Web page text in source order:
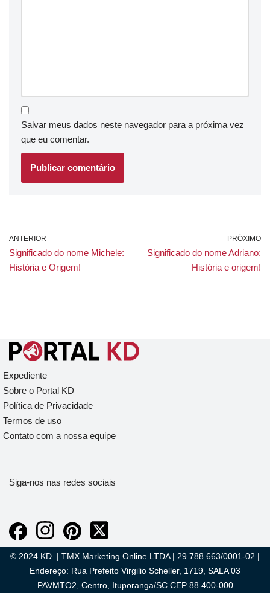
Salvar meus dados neste navegador para a próxima vez
que eu comentar.
ANTERIOR
Significado do nome Michele:
História e Origem!
PRÓXIMO
Significado do nome Adriano:
História e origem!
Expediente
Sobre o Portal KD
Política de Privacidade
Termos de uso
Contato com a nossa equipe
Siga-nos nas redes sociais
© 2024 KD. | TMX Marketing Online LTDA | 29.788.663/0001-02 |
Endereço: Rua Prefeito Virgilio Scheller, 1719, SALA 03
PAVMTO2, Centro, Ituporanga/SC CEP 88.400-000